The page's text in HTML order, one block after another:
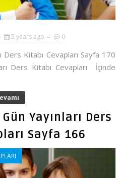
5 years ago 0
Ders Kitabı Cevapları Sayfa 170
Ders Kitabı Cevapları İçinde
Yayınları Ders
Sayfa 166